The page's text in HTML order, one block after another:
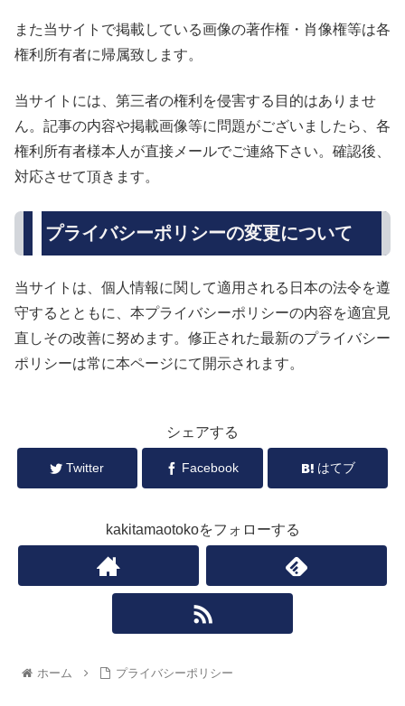
また当サイトで掲載している画像の著作権・肖像権等は各
権利所有者に帰属致します。
当サイトには、第三者の権利を侵害する目的はありませ
ん。記事の内容や掲載画像等に問題がございましたら、各
権利所有者様本人が直接メールでご連絡下さい。確認後、
対応させて頂きます。
プライバシーポリシーの変更について
当サイトは、個人情報に関して適用される日本の法令を遵
守するとともに、本プライバシーポリシーの内容を適宜見
直しその改善に努めます。修正された最新のプライバシー
ポリシーは常に本ページにて開示されます。
シェアする
Twitter Facebook はてブ
kakitamaotokoをフォローする
ホーム プライバシーポリシー